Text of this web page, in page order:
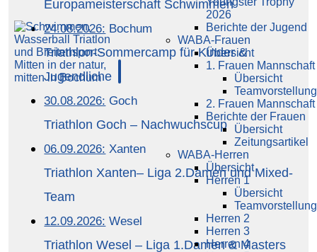
2026
Berichte der Jugend
WABA-Frauen
Übersicht
1. Frauen Mannschaft
Übersicht
Teamvorstellung
2. Frauen Mannschaft
Berichte der Frauen
Übersicht
Zeitungsartikel
WABA-Herren
Übersicht
Herren 1
Übersicht
Teamvorstellung
Herren 2
Herren 3
Herren 4
Europameisterschaft Schwimmen
24.08.2026: Bochum
Triathlon-Sommercamp für Kinder &
Jugendliche
30.08.2026: Goch
Triathlon Goch – Nachwuchscup
06.09.2026: Xanten
Triathlon Xanten– Liga 2.Damen und Mixed-
Team
12.09.2026: Wesel
Triathlon Wesel – Liga 1.Damen & Masters